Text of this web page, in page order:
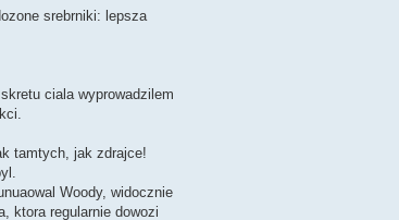
srebrniki: lepsza
ciala wyprowadzilem
tamtych, jak zdrajce!
Woody, widocznie
ktora regularnie dowozi